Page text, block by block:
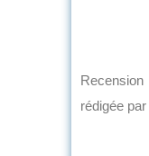
Recension
rédigée par